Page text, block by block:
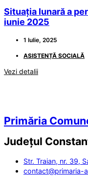
Situația lunară a
iunie 2025
1 Iulie, 2025
ASISTENȚĂ SOCIALĂ
Vezi detalii
Primăria
Județul
Str. Traian, nr. 39,
contact@primaria-